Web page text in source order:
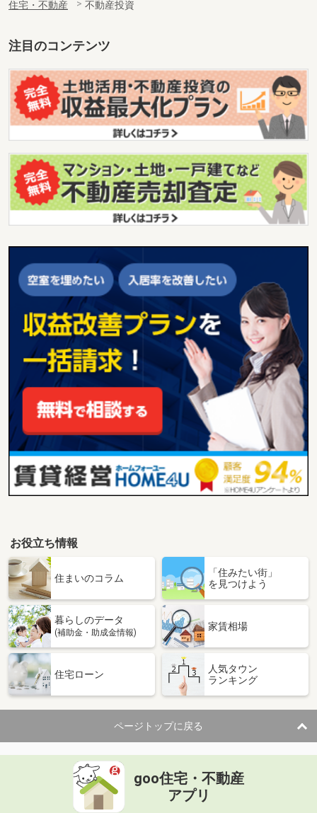
住宅・不動産 不動産投資
注目のコンテンツ
お役立ち情報
住まいのコラム
「住みたい街」
を見つけよう
暮らしのデータ
(補助金・助成金情報)
家賃相場
住宅ローン
人気タウン
ランキング
ページトップに戻る
goo住宅・不動産
アプリ